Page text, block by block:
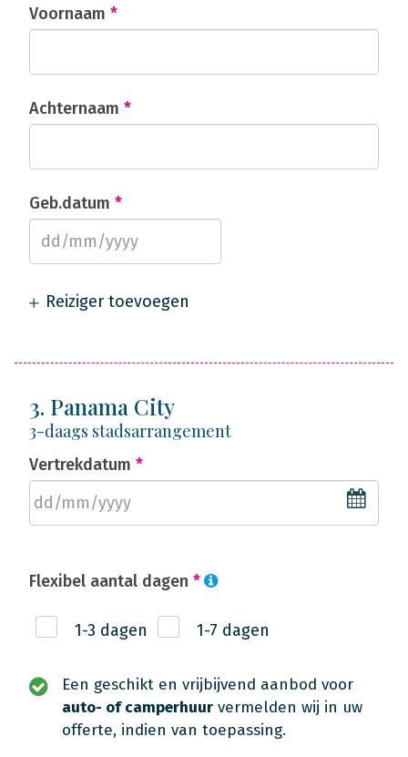
Voornaam *
Achternaam *
Geb.datum *
Reiziger toevoegen
3. Panama City
3-daags stadsarrangement
Vertrekdatum *
Flexibel aantal dagen *
1-3 dagen 1-7 dagen
Een geschikt en vrijbijvend aanbod voor
auto- of camperhuur vermelden wij in uw
offerte, indien van toepassing.